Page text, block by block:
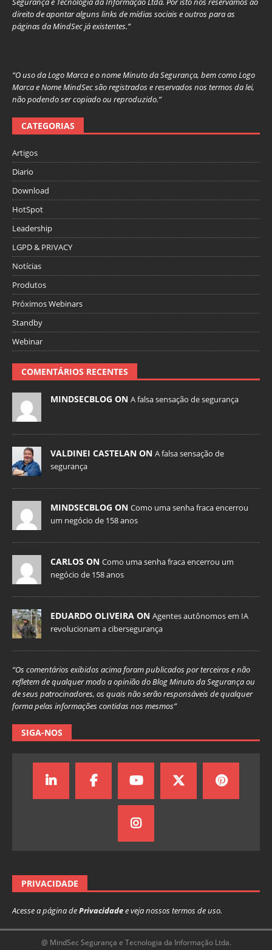
direito de apontar alguns links de mídias sociais e outros para as
páginas da MindSec já existentes.”
“O uso da Logo Marca e o nome Minuto da Segurança, bem como Logo
Marca e Nome MindSec são registrados e reservados nos termos da lei,
não podendo ser copiado ou reproduzido.”
CATEGORIAS
Artigos
Diario
Download
HotSpot
Leadership
LGPD & PRIVACY
Notícias
Produtos
Próximos Webinars
Standby
Webinar
COMENTÁRIOS RECENTES
MINDSECBLOG ON A falsa sensação de segurança
VALDINEI CASTELAN ON A falsa sensação de
segurança
MINDSECBLOG ON Como uma senha fraca encerrou
um negócio de 158 anos
CARLOS ON Como uma senha fraca encerrou um
negócio de 158 anos
EDUARDO OLIVEIRA ON Agentes autônomos em IA
revolucionam a cibersegurança
“Os comentários exibidos acima foram publicados por terceiros e não
refletem de qualquer modo a opinião do Blog Minuto da Segurança ou
de seus patrocinadores, os quais não serão responsáveis de qualquer
forma pelas informações contidas nos mesmos”
SIGA-NOS
PRIVACIDADE
Acesse a página dePrivacidadee veja nossos termos de uso.
@ MindSec Segurança e Tecnologia da Informação Ltda.